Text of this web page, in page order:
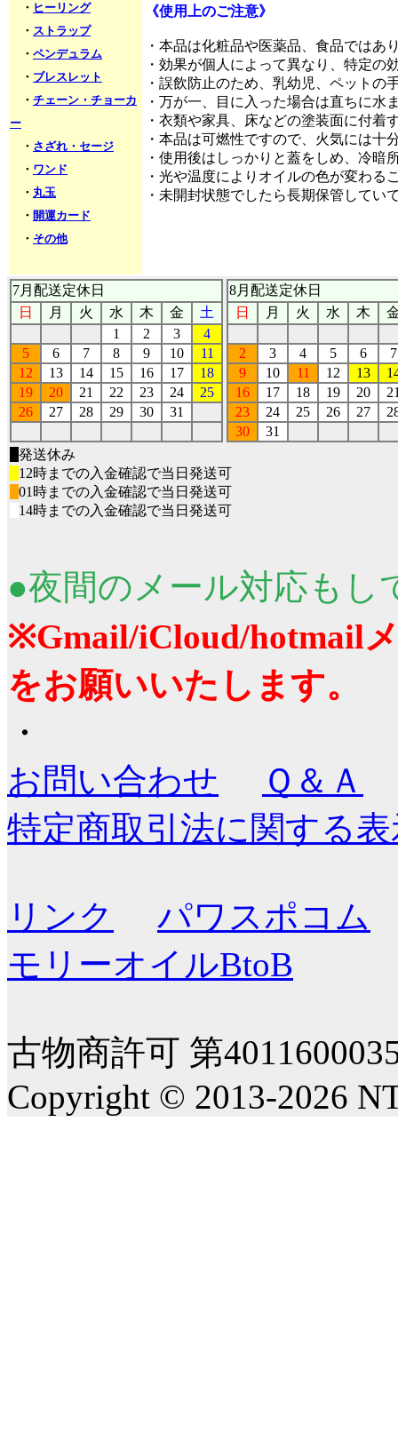
・ ヒーリング
・ ストラップ
・ ペンデュラム
・ ブレスレット
・ チェーン・チョーカ
ー
・ さざれ・セージ
・ ワンド
・ 丸玉
・ 開運カード
・ その他
《使用上のご注意》
・本品は化粧品や医薬品、食品ではあ
・効果が個人によって異なり、特定の
・誤飲防止のため、乳幼児、ペットの
・万が一、目に入った場合は直ちに水
・衣類や家具、床などの塗装面に付
・本品は可燃性ですので、火気には十
・使用後はしっかりと蓋をしめ、冷暗
・光や温度によりオイルの色が変わ
・未開封状態でしたら長期保管してい
7月配送定休日
日
月 火 水 木 金
土
1
2 3
4
5
6 7 8 9 10
11
12
13 14 15 16 17
18
19
20 21 22 23 24
25
26
27 28 29 30 31
8月配送定休日
日
月 火 水 木
2 3 4 5 6
7
9
10 11 12 13
16
17 18 19 20
23
24 25 26 27
30
31
発送休み
12時までの入金確認で当日発送可
01時までの入金確認で当日発送可
14時までの入金確認で当日発送可
●夜間のメール対応もし
※Gmail/iCloud/hotmail
をお願いいたします。
・
お問い合わせ
Ｑ＆Ａ
特定商取引法に関する
リンク
パワスポコム
モリーオイルBtoB
古物商許可 第
Copyright © 2013-2026